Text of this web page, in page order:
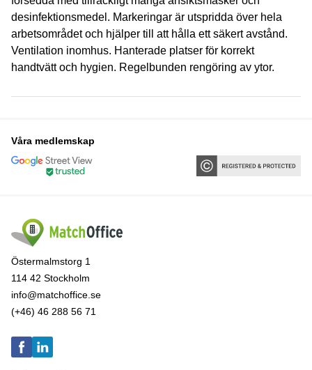
desinfektionsmedel. Markeringar är utspridda över hela
arbetsområdet och hjälper till att hålla ett säkert avstånd.
Ventilation inomhus. Hanterade platser för korrekt
handtvätt och hygien. Regelbunden rengöring av ytor.
Våra medlemskap
Östermalmstorg 1
114 42 Stockholm
info@matchoffice.se
(+46) 46 288 56 71